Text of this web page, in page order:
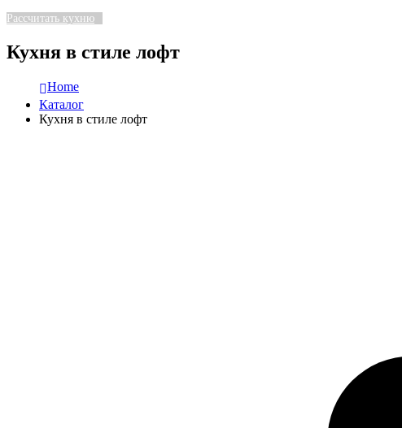
Рассчитать кухню
Кухня в стиле лофт
Home
Каталог
Кухня в стиле лофт